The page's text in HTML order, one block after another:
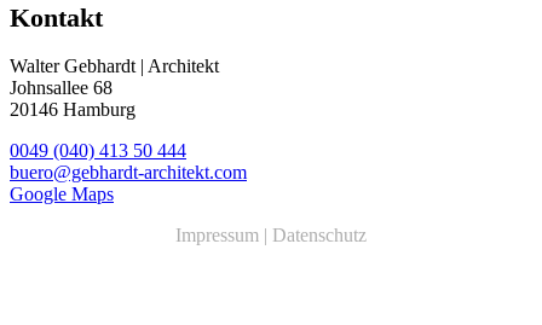
Kontakt
Walter Gebhardt | Architekt
Johnsallee 68
20146 Hamburg
0049 (040) 413 50 444
buero@gebhardt-architekt.com
Google Maps
Impressum | Datenschutz